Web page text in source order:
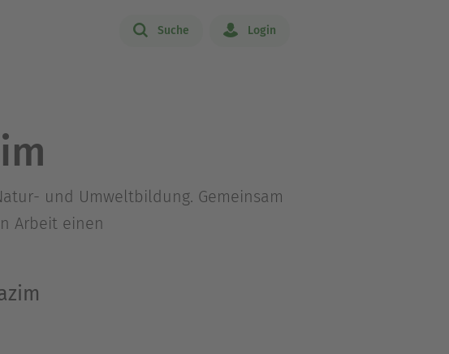
Suche Login
und Umweltbildung. Gemeinsam
Arbeit einen